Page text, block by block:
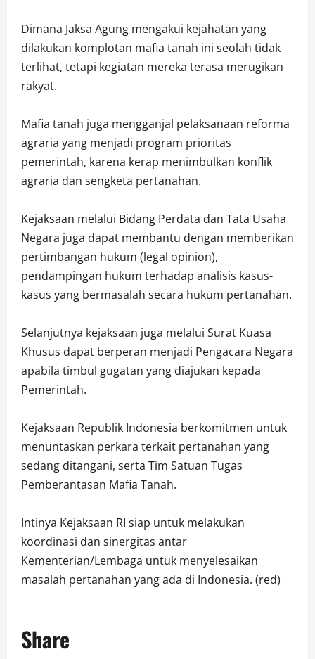
Dimana Jaksa Agung mengakui kejahatan yang
dilakukan komplotan mafia tanah ini seolah tidak
terlihat, tetapi kegiatan mereka terasa merugikan
rakyat.
Mafia tanah juga mengganjal pelaksanaan reforma
agraria yang menjadi program prioritas
pemerintah, karena kerap menimbulkan konflik
agraria dan sengketa pertanahan.
Kejaksaan melalui Bidang Perdata dan Tata Usaha
Negara juga dapat membantu dengan memberikan
pertimbangan hukum (legal opinion),
pendampingan hukum terhadap analisis kasus-
kasus yang bermasalah secara hukum pertanahan.
Selanjutnya kejaksaan juga melalui Surat Kuasa
Khusus dapat berperan menjadi Pengacara Negara
apabila timbul gugatan yang diajukan kepada
Pemerintah.
Kejaksaan Republik Indonesia berkomitmen untuk
menuntaskan perkara terkait pertanahan yang
sedang ditangani, serta Tim Satuan Tugas
Pemberantasan Mafia Tanah.
Intinya Kejaksaan RI siap untuk melakukan
koordinasi dan sinergitas antar
Kementerian/Lembaga untuk menyelesaikan
masalah pertanahan yang ada di Indonesia. (red)
Share